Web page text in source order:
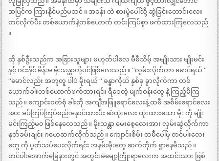
အပြင်က ကြားနိုင်မည်မထင် ။ အခန်း ထဲ စားပွဲပေါ်သို့ ဆွဲခြင်းတောင်းလေး
တင်လိုက်ပီး တစ်ယောက်နဲ့တစ်ယောက် တင်းကြပ်စွာ ဖက်ထားကြလေသည်
။
ထို နှစ်ဦးသည်က အခြားသူများ မဟုတ်ပါလေ မီမီသိမ့် အမျိုးသား မျိုးမင်း
နှင့် ဝင်းနိုင် မိန်းမ မိုးသန္တာတို့ပင်ဖြစ်လေသည် ။ “လွမ်းလိုက်တာ မောင်ရယ် “
“မောင်လည်း အတူတူ ပါပဲ မိုးရယ် “ ခန္ဓာကိုယ် နှစ်ခု ခွာလိုက်ကာ တစ်
ယောက်ခါးတစ်ယောက်ဖက်ထားရင်း ရီဝေတဲ့ မျက်ဝန်းတွေ နဲ့ ကြည့်မိကြ
သည် ။ ကျောင်းဝတ်စုံ ခါးတို အကျီအဖြူရောင်လေးနဲ့ ထမီ အစိမ်းရောင်လေး
အား ခပ်ကြပ်ကြပ်စည်းနှောင်ထားပီး ဆံထုံးလေး ထုံးထားသော မိုး ကို မျိုး
မင်းကြည့်မ၀ ဖြစ်နေလေသည် ။ မိုးသန္တာ မေးစေ့လေးအား လှမ်းဆွဲလိုက်ကာ
နုတ်ခမ်းချင်း ဂဟေဆက်လိုက်သည် ။ ကျောင်းစိမ်း ထမီပေါ်မှ တင်ပါးလေး
တွေ ကို ပွတ်သပ်ပေးလိုက်ရင်း အနမ်းမိုးတွေ ဆက်တိုက် ရွာနေမိသည် ။
တင်ပါးအောက်ခြေနားတွင် အတွင်းခံမျော့ကြိုးရာလေးက အထင်းသား ဖြစ်